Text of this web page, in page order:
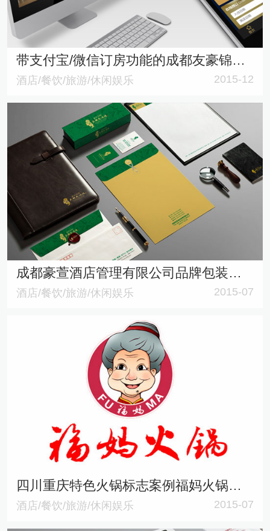
带支付宝/微信订房功能的成都友豪锦江酒店网站建设
酒店/餐饮/旅游/休闲娱乐 2015-12
成都豪萱酒店管理有限公司品牌包装设计
酒店/餐饮/旅游/休闲娱乐 2015-07
四川重庆特色火锅标志案例福妈火锅标志
酒店/餐饮/旅游/休闲娱乐 2015-07